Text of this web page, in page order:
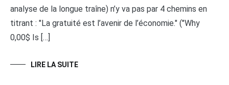
analyse de la longue traîne) n’y va pas par 4 chemins en
titrant : "La gratuité est l’avenir de l’économie." ("Why
0,00$ Is […]
LIRE LA SUITE